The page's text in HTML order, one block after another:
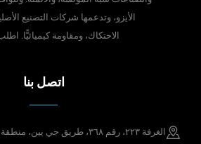
الاحتكاك، ومقاومة كيميائيًّا.
اتصل بنا
الغرفة ٢٢٣، رقم ٣٦٨، طريق جي